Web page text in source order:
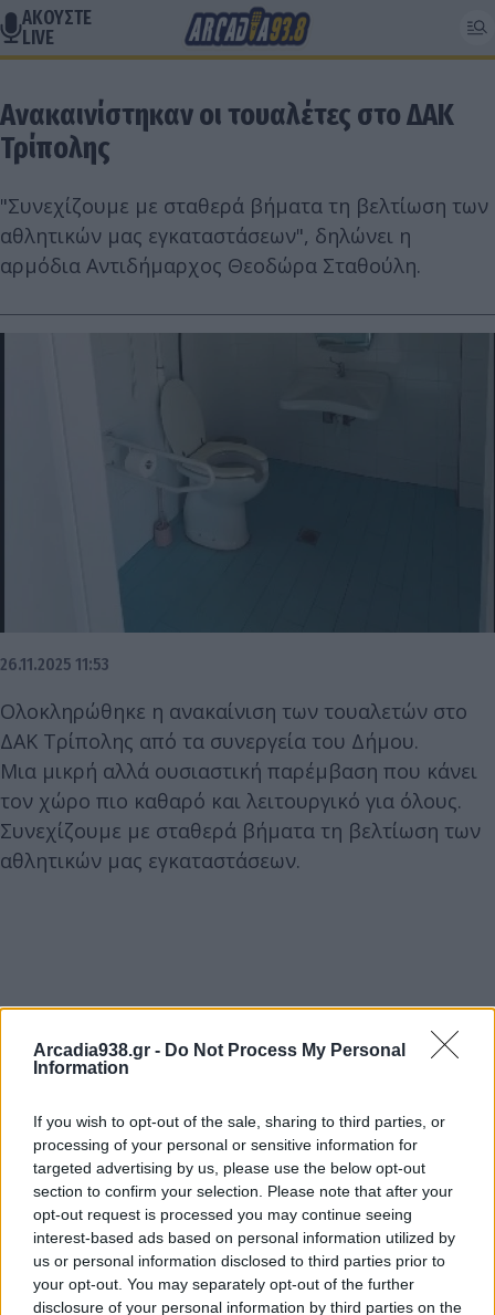
Arcadia938.gr - Do Not Process My Personal
Information
If you wish to opt-out of the sale, sharing to third parties, or
processing of your personal or sensitive information for
targeted advertising by us, please use the below opt-out
section to confirm your selection. Please note that after your
opt-out request is processed you may continue seeing
interest-based ads based on personal information utilized by
us or personal information disclosed to third parties prior to
your opt-out. You may separately opt-out of the further
disclosure of your personal information by third parties on the
ΑΚΟΥΣΤΕ
LIVE
Ανακαινίστηκαν οι τουαλέτες στο ΔΑΚ
Τρίπολης
"Συνεχίζουμε με σταθερά βήματα τη βελτίωση των
αθλητικών μας εγκαταστάσεων", δηλώνει η
αρμόδια Αντιδήμαρχος Θεοδώρα Σταθούλη.
26.11.2025 11:53
Ολοκληρώθηκε η ανακαίνιση των τουαλετών στο
ΔΑΚ Τρίπολης από τα συνεργεία του Δήμου.
Μια μικρή αλλά ουσιαστική παρέμβαση που κάνει
τον χώρο πιο καθαρό και λειτουργικό για όλους.
Συνεχίζουμε με σταθερά βήματα τη βελτίωση των
αθλητικών μας εγκαταστάσεων.